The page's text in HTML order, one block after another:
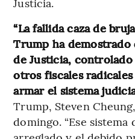
“La fallida caza de
Trump ha
de Justicia,
otros fiscales
armar el sistema
Trump, Steven
domingo. “Ese sistema